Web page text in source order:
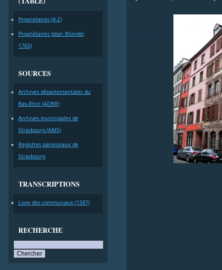
Proprietaires (A-Z)
Propriétaires (plan Blondel,
1765)
SOURCES
Archives départementales du
Bas-Rhin (ADBR)
Archives municipales de
Strasbourg (AMS)
Registres paroissiaux de
Strasbourg
TRANSCRIPTIONS
Livre des communaux (1587)
RECHERCHE